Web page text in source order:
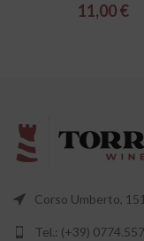
11,00€
Corso Umberto,
Tel.: (+39)